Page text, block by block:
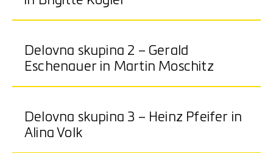
Delovna skupina 2 – Gerald
Eschenauer in Martin Moschitz
Delovna skupina 3 – Heinz Pfeifer in
Alina Volk